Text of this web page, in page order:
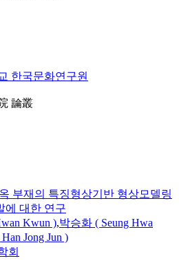
한국문화연구원
論叢
부재의 특징형상기반 형상모델링
에 대한 연구
Kwun ),박승화 ( Seung Hwa
Han Jong Jun )
회